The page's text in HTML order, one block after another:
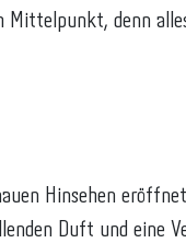
Mittelpunkt, denn
Hinsehen
Duft und eine